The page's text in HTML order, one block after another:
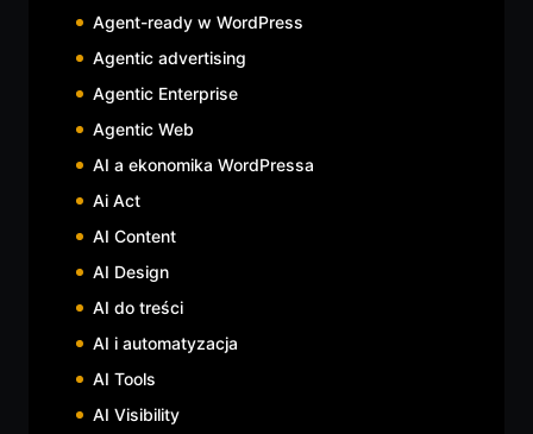
Agent-ready w WordPress
Agentic advertising
Agentic Enterprise
Agentic Web
AI a ekonomika WordPressa
Ai Act
AI Content
AI Design
AI do treści
AI i automatyzacja
AI Tools
AI Visibility